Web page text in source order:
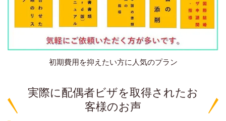
初期費用を抑えたい方に人気のプラン
実際に配偶者ビザを取得されたお
客様のお声